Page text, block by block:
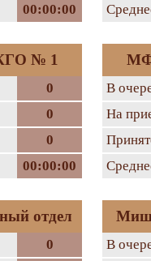
00:00:00
№ 1
0
0
0
00:00:00
В
На
отдел
0
В